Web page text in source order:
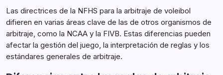
Las directrices de la NFHS para la arbitraje de voleibol
difieren en varias áreas clave de las de otros organismos de
arbitraje, como la NCAA y la FIVB. Estas diferencias pueden
afectar la gestión del juego, la interpretación de reglas y los
estándares generales de arbitraje.